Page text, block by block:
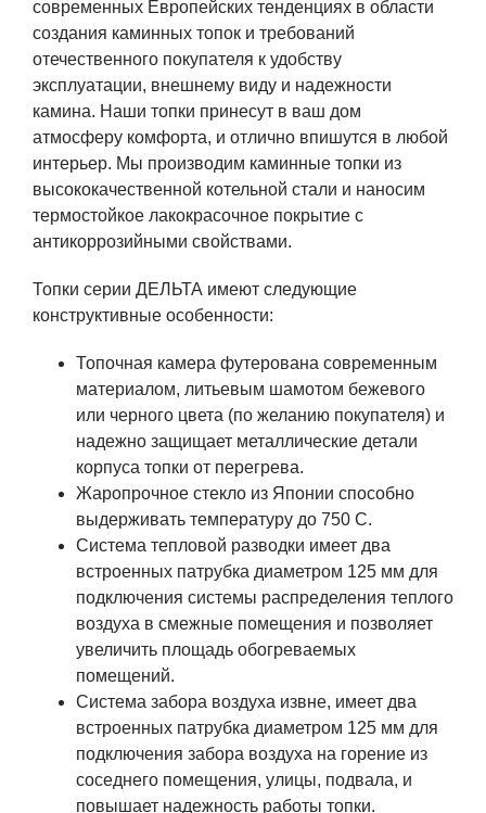
современных Европейских тенденциях в области
создания каминных топок и требований
отечественного покупателя к удобству
эксплуатации, внешнему виду и надежности
камина. Наши топки принесут в ваш дом
атмосферу комфорта, и отлично впишутся в любой
интерьер. Мы производим каминные топки из
высококачественной котельной стали и наносим
термостойкое лакокрасочное покрытие с
антикоррозийными свойствами.
Топки серии ДЕЛЬТА имеют следующие
конструктивные особенности:
Топочная камера футерована современным
материалом, литьевым шамотом бежевого
или черного цвета (по желанию покупателя) и
надежно защищает металлические детали
корпуса топки от перегрева.
Жаропрочное стекло из Японии способно
выдерживать температуру до 750 С.
Система тепловой разводки имеет два
встроенных патрубка диаметром 125 мм для
подключения системы распределения теплого
воздуха в смежные помещения и позволяет
увеличить площадь обогреваемых
помещений.
Система забора воздуха извне, имеет два
встроенных патрубка диаметром 125 мм для
подключения забора воздуха на горение из
соседнего помещения, улицы, подвала, и
повышает надежность работы топки.